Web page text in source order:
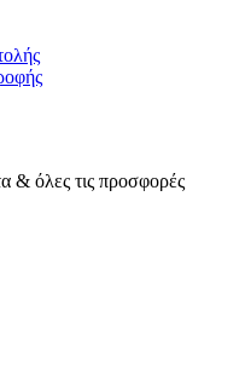
& όλες τις προσφορές